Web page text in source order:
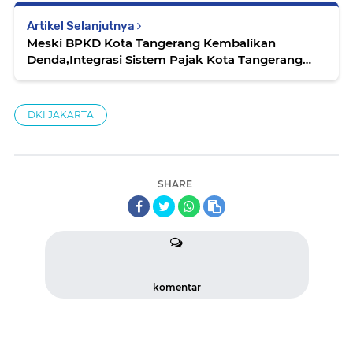
Artikel Selanjutnya
Meski BPKD Kota Tangerang Kembalikan
Denda,Integrasi Sistem Pajak Kota Tangerang
DKI JAKARTA
SHARE
komentar